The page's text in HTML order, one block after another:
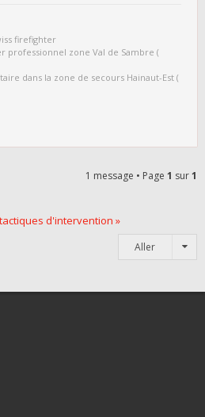
firefighter
professionnel zone Val de Sambre (
dans la zone de secours Hainaut-Est (
1 message • Page 1 sur1
d'intervention »
Aller